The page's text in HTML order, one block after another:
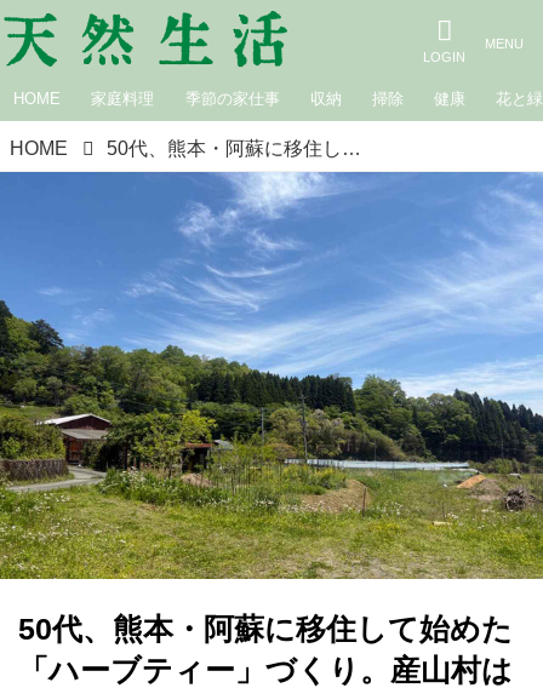
HOME 家庭料理 季節の家仕事 収納 掃除 健康 花と緑
HOME 50代、熊本・阿蘇に移住して始めた「ハーブティー」づくり。産山村は野草やハーブの宝庫！おいしくて“心ときめく”手づくりのある暮らし／asoうぶやまキュッフェ・折居多恵さん
50代、熊本・阿蘇に移住して始めた
「ハーブティー」づくり。産山村は